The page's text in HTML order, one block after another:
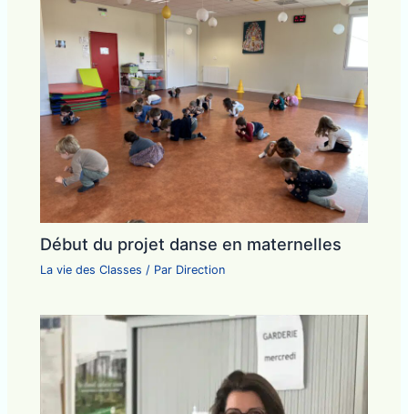
Début du projet danse en maternelles
La vie des Classes / Par Direction